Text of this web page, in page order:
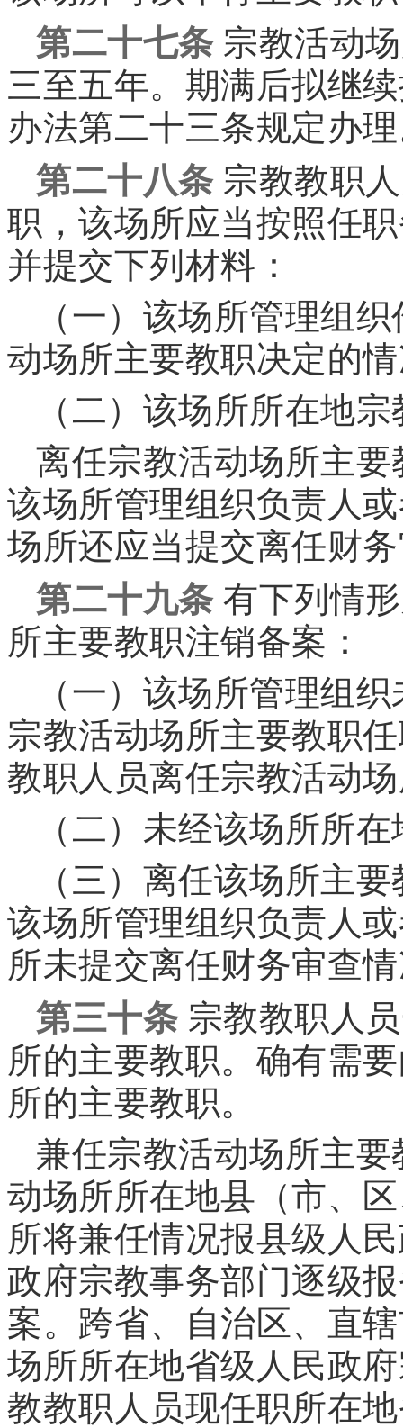
第二十七条宗教活动
三至五年。期满后拟继
办法第二十三条规定办
第二十八条宗教教职
职，该场所应当按照任
并提交下列材料：
（一）该场所管理组
动场所主要教职决定的
（二）该场所所在地
离任宗教活动场所主
该场所管理组织负责人
场所还应当提交离任财
第二十九条有下列情
所主要教职注销备案：
（一）该场所管理组
宗教活动场所主要教职
教职人员离任宗教活动
（二）未经该场所所
（三）离任该场所主
该场所管理组织负责人
所未提交离任财务审查
第三十条宗教教职人
所的主要教职。确有需
所的主要教职。
兼任宗教活动场所主
动场所所在地县（市、
所将兼任情况报县级人
政府宗教事务部门逐级
案。跨省、自治区、直
场所所在地省级人民政
教教职人员现任职所在